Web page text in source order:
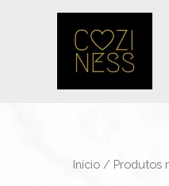
Início / Produtos